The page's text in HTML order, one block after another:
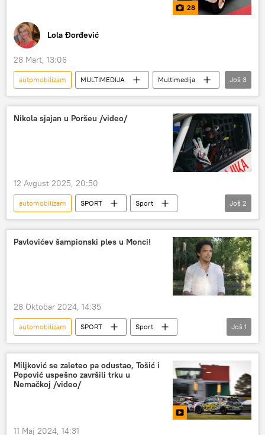
28
Lola Đorđević
28 Mart, 13:06
automobilizam MULTIMEDIJA
Multimedija
foto-galerija
oldtajmer izložba
Još 3
Nikola sjajan u Poršeu /video/
12 Avgust 2025, 20:50
automobilizam SPORT
Sport
Ostali sportovi
Nikola Miljković
Još 2
Pavlovićev šampionski ples u Monci!
28 Oktobar 2024, 14:35
automobilizam SPORT
Sport
Ostali sportovi
Još 1
Miljković se zaleteo pa odustao, Tošić i
Popović uspešno završili trku u
Nemačkoj /video/
11 Maj 2024, 14:31